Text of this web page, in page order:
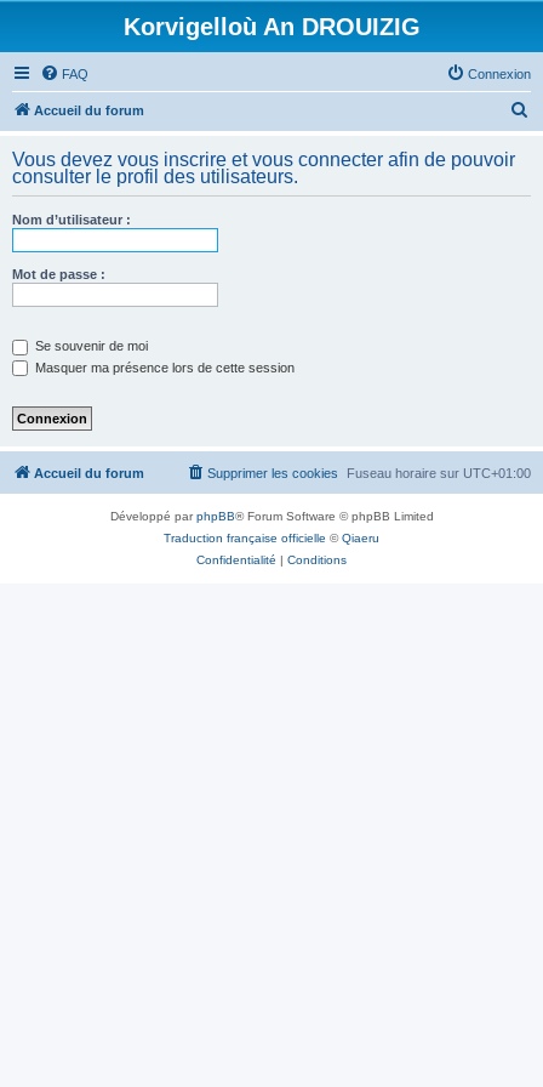
Korvigelloù An DROUIZIG
FAQ Connexion
Accueil du forum
h
Vous devez vous inscrire et vous connecter afin de pouvoir
consulter le profil des utilisateurs.
Nom d’utilisateur :
Mot de passe :
Se souvenir de moi
Masquer ma présence lors de cette session
Accueil du forum Fuseau horaire sur UTC+01:00
Supprimer les cookies
Développé parphpBB® Forum Software © phpBB Limited
Traduction française officielle ©Qiaeru
Confidentialité | Conditions